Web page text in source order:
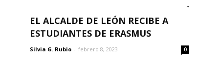
0
EL ALCALDE DE LEÓN RECIBE A
ESTUDIANTES DE ERASMUS
Silvia G. Rubio - febrero 8, 2023 0